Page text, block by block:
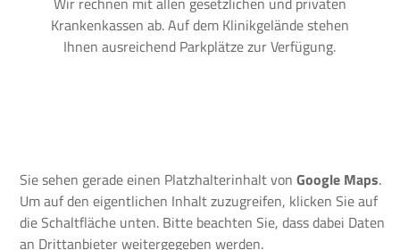
Krankenkassen ab. Auf dem Klinikgelände stehen
Ihnen ausreichend Parkplätze zur Verfügung.
Sie sehen gerade einen Platzhalterinhalt vonGoogle Maps.
Um auf den eigentlichen Inhalt zuzugreifen, klicken Sie auf
die Schaltfläche unten. Bitte beachten Sie, dass dabei Daten
an Drittanbieter weitergegeben werden.